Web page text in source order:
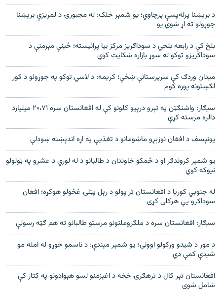
د برېښنا پرله‌پسې پرچاوي؛ يو شمېر خلک: له مجبورۍ د لمريزې برېښنا
جوړولو ته اړ شوي يو
بلخ کې د رابعه بلخي د سوداګریز مرکز بیا پرانیسته؛ ځینې مېرمنې د
سوداګریزو توکو له سوړ بازاره شکایت کوي
ميدان وردګ کې سرپرستانې ښځې؛ کريمه: د لاسي توکو په جوړولو د کور
لګښتونه پوره کوم
سیګار: واشنګټن په تېرو درېیو کلونو کې له افغانستان سره ۲۰،۷۱ میلیارد
ډالره مرسته کړې
یونېسف د افغان نوزېږو ماشومانو د تغذیې په اړه اندېښنه ښودلې
یو شمېر کروندګر او د ځمکو خاوندان د طالبانو د له لوري د عشرو په ټولولو
نيوکه کوي
له جنوبي کوريا د افغانستان تر پولو د رېل پټلۍ غځولو هوکړه؛ افغان
سوداګرو يې هرکلی کړی
سيګار: افغانستان سره د ملګروملتونو مرستو طالبانو ته هم ګټه رسولې
د مور د شيدو ورکولو اوونۍ؛ يو شمېر مېندې: د ناسمو خوړو له امله مو
شيدې کمې دي
افغانستان تېر کال د ترهګرۍ څخه د اغېزمنو لسو هېوادونو په کتار کې
شامل شوی